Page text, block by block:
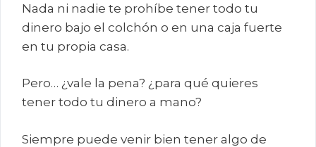
Nada ni nadie te prohíbe tener todo tu
dinero bajo el colchón o en una caja fuerte
en tu propia casa.
Pero… ¿vale la pena? ¿para qué quieres
tener todo tu dinero a mano?
Siempre puede venir bien tener algo de